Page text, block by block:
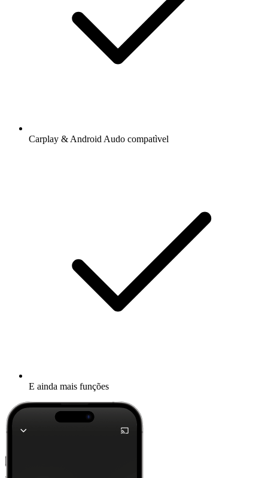
Carplay & Android Audo compatìvel
E ainda mais funções